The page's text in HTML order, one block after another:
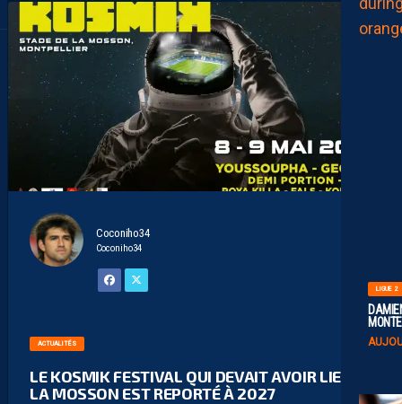
LIGUE 2
Coconiho34
Coconiho34
ACTUALITÉS
LE KOSMIK FESTIVAL QUI DEVAIT AVOIR LIEU À
LA MOSSON EST REPORTÉ À 2027